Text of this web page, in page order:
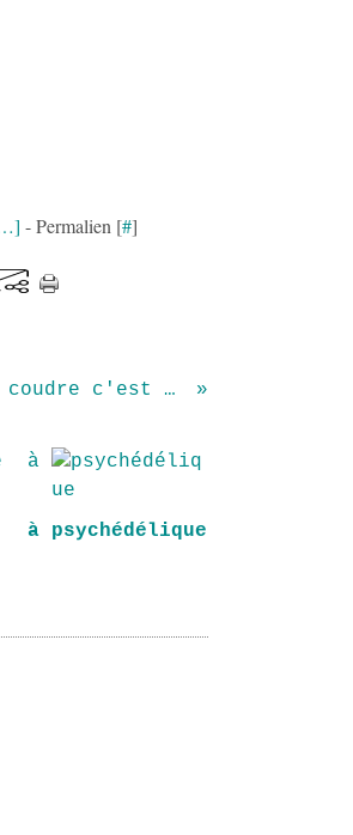
] - Permalien [#]
du "Hors série coudre c'est facile"
à
psychédélique